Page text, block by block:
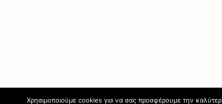
Χρησιμοποιούμε cookies για να σας προσφέρουμε την